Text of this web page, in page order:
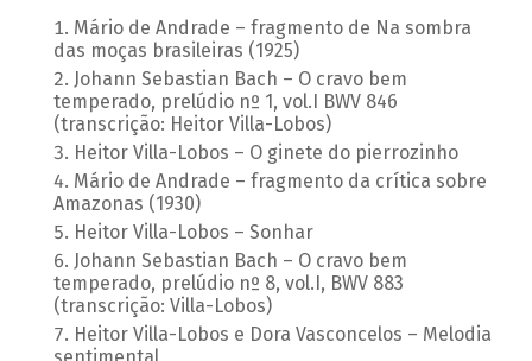
Mário de Andrade – fragmento de Na sombra
das moças brasileiras (1925)
Johann Sebastian Bach – O cravo bem
temperado, prelúdio nº 1, vol.I BWV 846
(transcrição: Heitor Villa-Lobos)
Heitor Villa-Lobos – O ginete do pierrozinho
Mário de Andrade – fragmento da crítica sobre
Amazonas (1930)
Heitor Villa-Lobos – Sonhar
Johann Sebastian Bach – O cravo bem
temperado, prelúdio nº 8, vol.I, BWV 883
(transcrição: Villa-Lobos)
Heitor Villa-Lobos e Dora Vasconcelos – Melodia